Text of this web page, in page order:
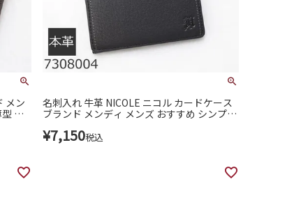
メン
使
名刺入れ 牛革 NICOLE ニコル カードケース
ブランド メンディ メンズ おすすめ シンプル
¥7,150税込